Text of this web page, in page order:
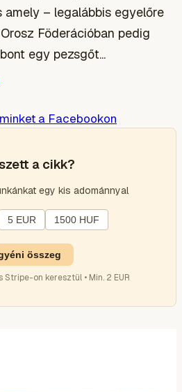
amely – legalábbis egyelőre
Föderációban pedig
egy pezsgőt...
a Facebookon
a cikk?
egy kis adománnyal
5 EUR 1500 HUF
összeg
on keresztül • Min. 2 EUR